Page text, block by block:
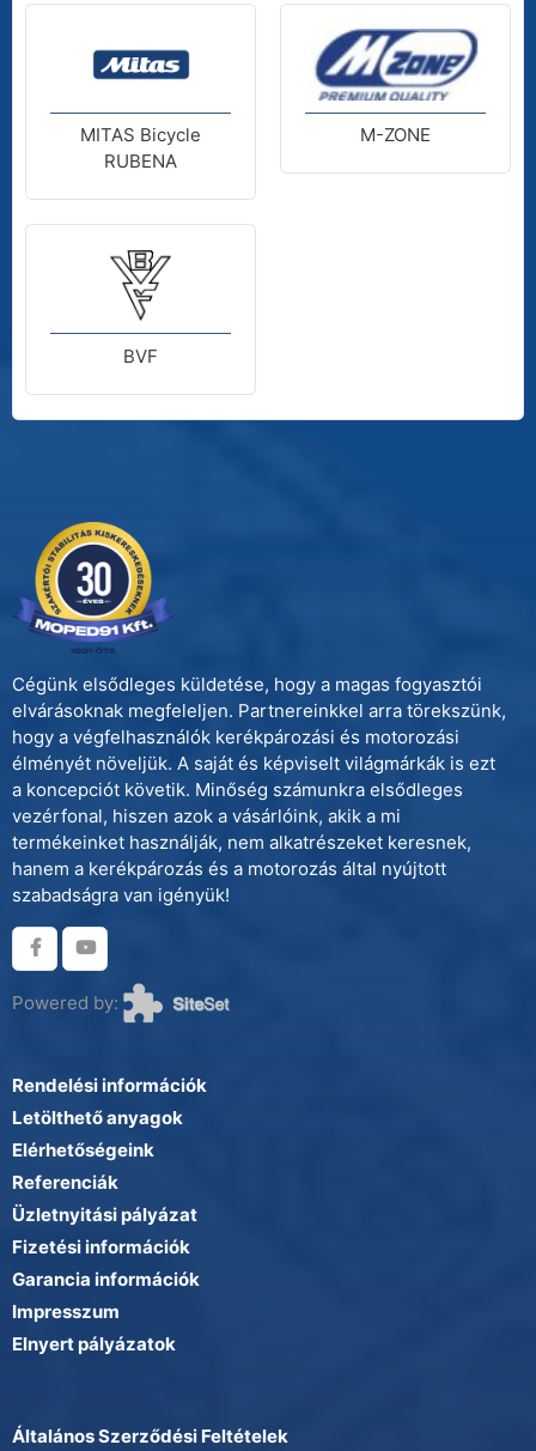
MITAS Bicycle
RUBENA
M-ZONE
BVF
Cégünk elsődleges küldetése, hogy a magas fogyasztói
elvárásoknak megfeleljen. Partnereinkkel arra törekszünk,
hogy a végfelhasználók kerékpározási és motorozási
élményét növeljük. A saját és képviselt világmárkák is ezt
a koncepciót követik. Minőség számunkra elsődleges
vezérfonal, hiszen azok a vásárlóink, akik a mi
termékeinket használják, nem alkatrészeket keresnek,
hanem a kerékpározás és a motorozás által nyújtott
szabadságra van igényük!
Powered by:
Rendelési információk
Letölthető anyagok
Elérhetőségeink
Referenciák
Üzletnyitási pályázat
Fizetési információk
Garancia információk
Impresszum
Elnyert pályázatok
Általános Szerződési Feltételek